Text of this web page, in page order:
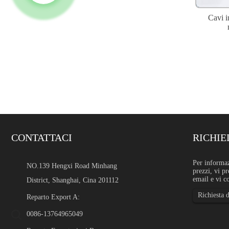
Cavi
CONTATTACI
NO.139 Hengxi Road Minhang
District, Shanghai, Cina 201112
Reparto Export A:
0086-13764965049
Per
prezzi, vi
email e vi
Richiesta
Supporto in acciaio inox
Introduzione Il supporto
significa fornire lamiere,
per una specifica...